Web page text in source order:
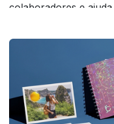
colaboradores e